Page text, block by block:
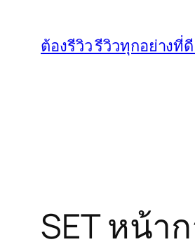
content
ต้องรีวิว รีวิวทุกอย่างที่
SET หน้า